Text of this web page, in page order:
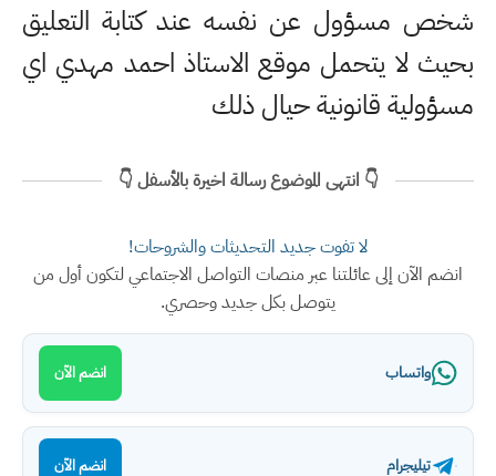
شخص مسؤول عن نفسه عند كتابة التعليق
بحيث لا يتحمل موقع الاستاذ احمد مهدي اي
مسؤولية قانونية حيال ذلك
👇 انتهى الموضوع رسالة اخيرة بالأسفل 👇
لا تفوت جديد التحديثات والشروحات!
انضم الآن إلى عائلتنا عبر منصات التواصل الاجتماعي لتكون أول من
يتوصل بكل جديد وحصري.
واتساب انضم الآن
تيليجرام انضم الآن